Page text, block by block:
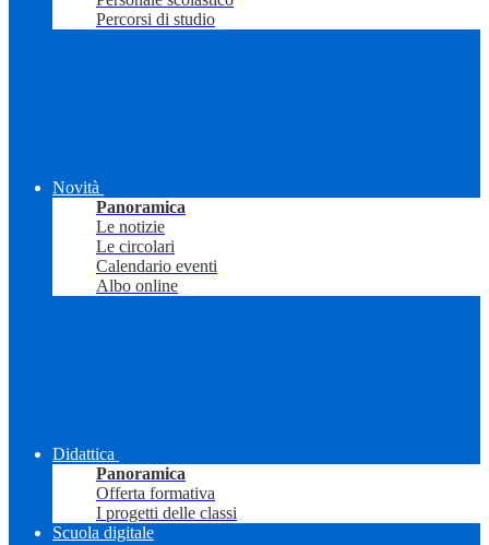
Percorsi di studio
Novità
Panoramica
Le notizie
Le circolari
Calendario eventi
Albo online
Didattica
Panoramica
Offerta formativa
I progetti delle classi
Scuola digitale